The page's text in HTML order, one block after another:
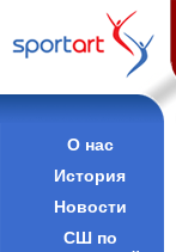
О нас
История
Новости
СШ по